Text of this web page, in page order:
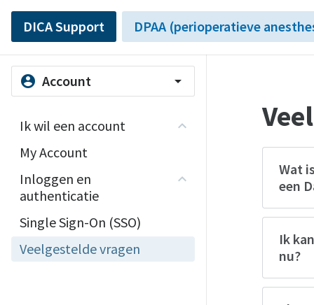
DICA Support DPAA (perioperatieve
account_circle Account arrow_drop_down
Ik wil een account
My Account
Inloggen en
authenticatie
Single Sign-On (SSO)
Veelgestelde vragen
Wat
een
Ik
nu?